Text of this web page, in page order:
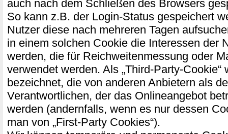
auch nach dem Schließen des Browsers
So kann z.B. der Login-Status gespeichert
Nutzer diese nach mehreren Tagen
in einem solchen Cookie die Interessen der
werden, die für Reichweitenmessung oder
verwendet werden. Als „Third-Party-Cookie“
bezeichnet, die von anderen Anbietern als
Verantwortlichen, der das Onlineangebot
werden (andernfalls, wenn es nur dessen
man von „First-Party Cookies“).